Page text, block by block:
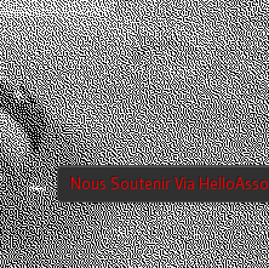
Nous Soutenir Via HelloAsso